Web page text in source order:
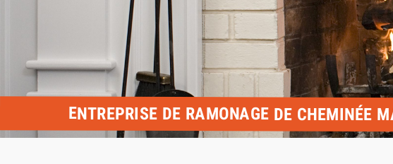
ENTREPRISE DE RAMONAGE DE CHEMINÉE